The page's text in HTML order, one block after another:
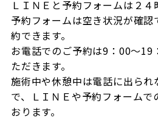
ＬＩＮＥと予約フォームは２４
予約フォームは空き状況が確
約できます。
お電話でのご予約は9：00～19
ただきます。
施術中や休憩中は電話に出られ
で、ＬＩＮＥや予約フォームで
おります。